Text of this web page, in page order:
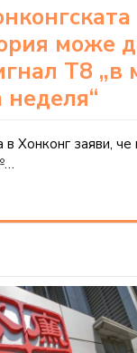
може
T8 „в
неделя“
Хонконг заяви,